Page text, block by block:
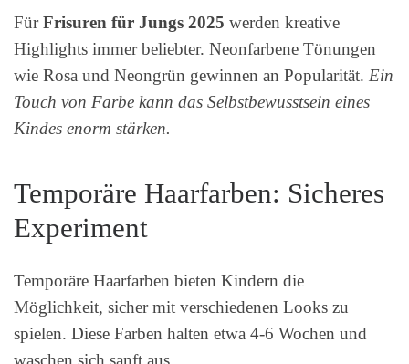
FürFrisuren für Jungs 2025 werden kreative
Highlights immer beliebter. Neonfarbene Tönungen
wie Rosa und Neongrün gewinnen an Popularität. Ein
Touch von Farbe kann das Selbstbewusstsein eines
Kindes enorm stärken.
Temporäre Haarfarben: Sicheres
Experiment
Temporäre Haarfarben bieten Kindern die
Möglichkeit, sicher mit verschiedenen Looks zu
spielen. Diese Farben halten etwa 4-6 Wochen und
waschen sich sanft aus.